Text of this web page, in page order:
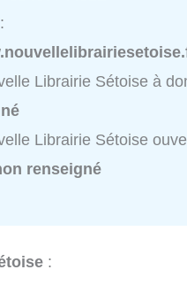
Librairie Sétoise à
Librairie Sétoise
renseigné
: